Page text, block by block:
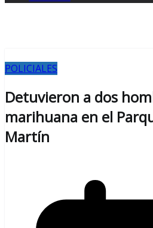
POLICIALES
Detuvieron a dos
marihuana en el
Martín